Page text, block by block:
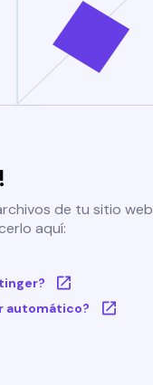
de tu sitio web
aquí:
automático?